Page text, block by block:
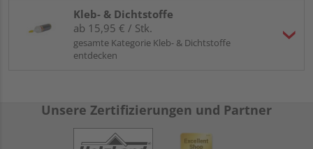
Kleb- & Dichtstoffe
ab 15,95 € / Stk.
gesamte Kategorie Kleb- & Dichtstoffe
entdecken
Unsere Zertifizierungen und Partner